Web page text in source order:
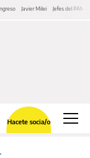
Javier Milei Jefes del PAMI
Hacete socia/o